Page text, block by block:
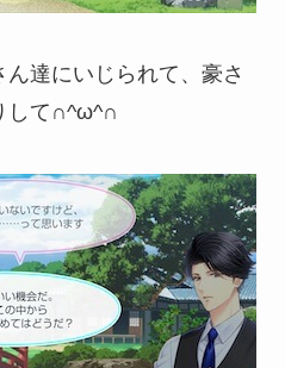
達にいじられて、豪さ
して∩^ω^∩